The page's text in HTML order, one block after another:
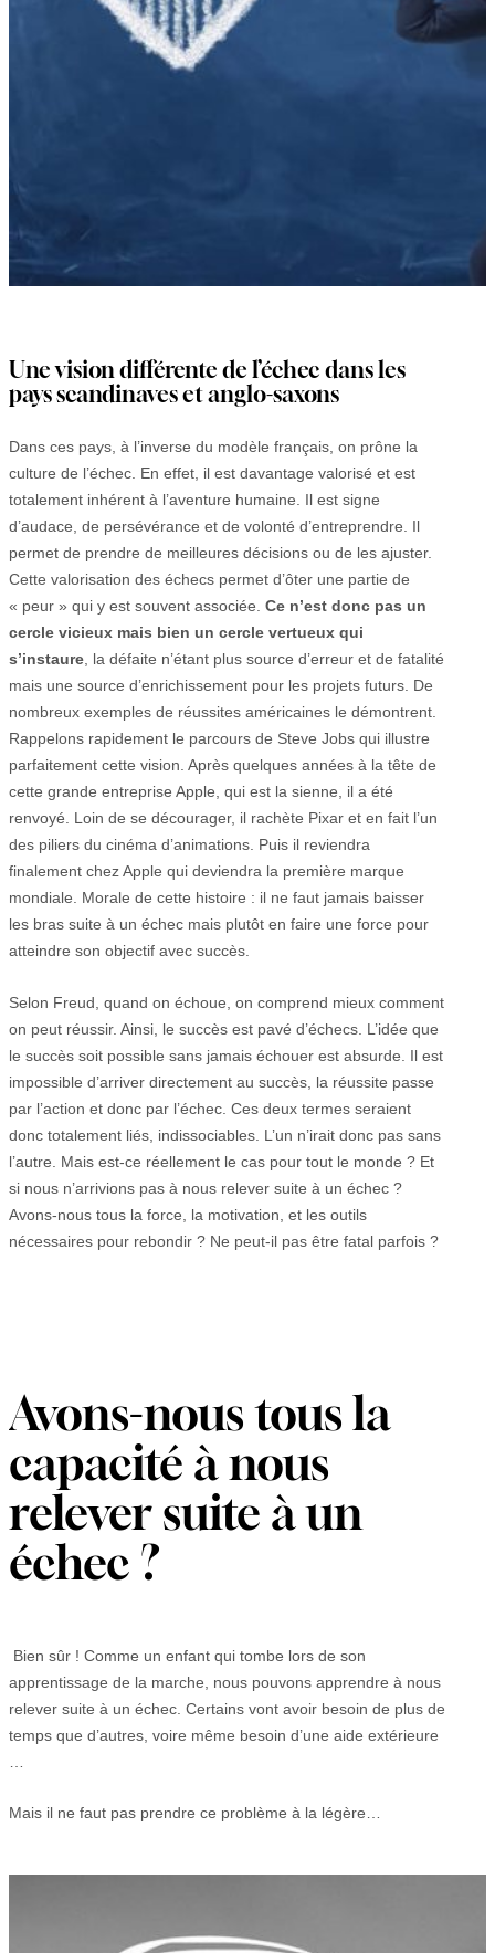
Une vision différente de l’échec dans les
pays scandinaves et anglo-saxons
Dans ces pays, à l’inverse du modèle français, on prône la
culture de l’échec. En effet, il est davantage valorisé et est
totalement inhérent à l’aventure humaine. Il est signe
d’audace, de persévérance et de volonté d’entreprendre. Il
permet de prendre de meilleures décisions ou de les ajuster.
Cette valorisation des échecs permet d’ôter une partie de
« peur » qui y est souvent associée. Ce n’est donc pas un
cercle vicieux mais bien un cercle vertueux qui
s’instaure , la défaite n’étant plus source d’erreur et de fatalité
mais une source d’enrichissement pour les projets futurs. De
nombreux exemples de réussites américaines le démontrent.
Rappelons rapidement le parcours de Steve Jobs qui illustre
parfaitement cette vision. Après quelques années à la tête de
cette grande entreprise Apple, qui est la sienne, il a été
renvoyé. Loin de se décourager, il rachète Pixar et en fait l’un
des piliers du cinéma d’animations. Puis il reviendra
finalement chez Apple qui deviendra la première marque
mondiale. Morale de cette histoire : il ne faut jamais baisser
les bras suite à un échec mais plutôt en faire une force pour
atteindre son objectif avec succès.
Selon Freud, quand on échoue, on comprend mieux comment
on peut réussir. Ainsi, le succès est pavé d’échecs. L’idée que
le succès soit possible sans jamais échouer est absurde. Il est
impossible d’arriver directement au succès, la réussite passe
par l’action et donc par l’échec. Ces deux termes seraient
donc totalement liés, indissociables. L’un n’irait donc pas sans
l’autre. Mais est-ce réellement le cas pour tout le monde ? Et
si nous n’arrivions pas à nous relever suite à un échec ?
Avons-nous tous la force, la motivation, et les outils
nécessaires pour rebondir ? Ne peut-il pas être fatal parfois ?
Avons-nous tous la
capacité à nous
relever suite à un
échec ?
Bien sûr ! Comme un enfant qui tombe lors de son
apprentissage de la marche, nous pouvons apprendre à nous
relever suite à un échec. Certains vont avoir besoin de plus de
temps que d’autres, voire même besoin d’une aide extérieure
Mais il ne faut pas prendre ce problème à la légère…